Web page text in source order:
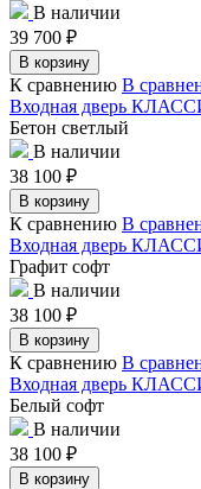
В наличии
39 700 ₽
В корзину
К сравнению В
Входная дверь
Бетон светлый
В наличии
38 100 ₽
В корзину
К сравнению В
Входная дверь
Графит софт
В наличии
38 100 ₽
В корзину
К сравнению В
Входная дверь
Белый софт
В наличии
38 100 ₽
В корзину